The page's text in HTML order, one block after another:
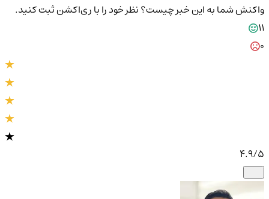
واکنش شما به این خبر چیست؟نظر خود را با ری‌اکشن ثبت کنید.
11
4.9/5